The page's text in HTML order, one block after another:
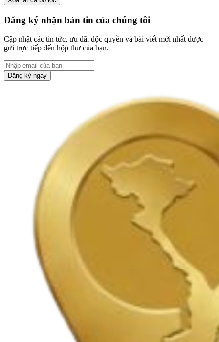
Đăng ký nhận bản tin của chúng tôi
Cập nhật các tin tức, ưu đãi độc quyền và bài viết mới nhất được
gửi trực tiếp đến hộp thư của bạn.
Đăng ký ngay